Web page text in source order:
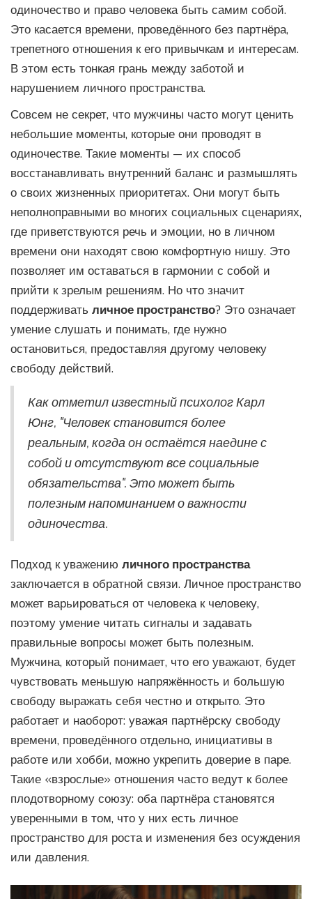
одиночество и право человека быть самим собой.
Это касается времени, проведённого без партнёра,
трепетного отношения к его привычкам и интересам.
В этом есть тонкая грань между заботой и
нарушением личного пространства.
Совсем не секрет, что мужчины часто могут ценить
небольшие моменты, которые они проводят в
одиночестве. Такие моменты — их способ
восстанавливать внутренний баланс и размышлять
о своих жизненных приоритетах. Они могут быть
неполноправными во многих социальных сценариях,
где приветствуются речь и эмоции, но в личном
времени они находят свою комфортную нишу. Это
позволяет им оставаться в гармонии с собой и
прийти к зрелым решениям. Но что значит
поддерживать личное пространство? Это означает
умение слушать и понимать, где нужно
остановиться, предоставляя другому человеку
свободу действий.
Как отметил известный психолог Карл
Юнг, "Человек становится более
реальным, когда он остаётся наедине с
собой и отсутствуют все социальные
обязательства". Это может быть
полезным напоминанием о важности
одиночества.
Подход к уважению личного пространства
заключается в обратной связи. Личное пространство
может варьироваться от человека к человеку,
поэтому умение читать сигналы и задавать
правильные вопросы может быть полезным.
Мужчина, который понимает, что его уважают, будет
чувствовать меньшую напряжённость и большую
свободу выражать себя честно и открыто. Это
работает и наоборот: уважая партнёрску свободу
времени, проведённого отдельно, инициативы в
работе или хобби, можно укрепить доверие в паре.
Такие «взрослые» отношения часто ведут к более
плодотворному союзу: оба партнёра становятся
уверенными в том, что у них есть личное
пространство для роста и изменения без осуждения
или давления.